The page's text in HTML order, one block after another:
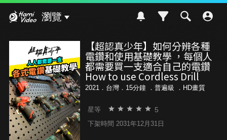
瀏覽
【超認真少年】如何分辨各種
電鑽和使用基礎教學 ，每個人
都需要買一支適合自己的電鑽
How to use Cordless Drill
2021．台灣．15分鐘 ． 普遍級 ．HD畫質
星等 5
下架時間 2031年12月31日